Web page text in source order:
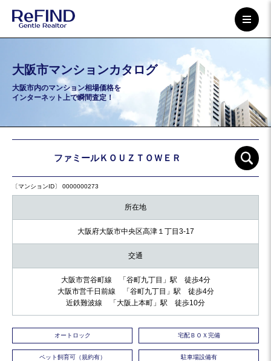
大阪市マンションカタログ
大阪市内のマンション相場価格を
インターネット上で瞬間査定！
ファミールＫＯＵＺＴＯＷＥＲ
〔マンションID〕 0000000273
所在地
大阪府大阪市中央区高津１丁目3-17
交通
大阪市営谷町線 「谷町九丁目」駅 徒歩4分
大阪市営千日前線 「谷町九丁目」駅 徒歩4分
近鉄難波線 「大阪上本町」駅 徒歩10分
オートロック 宅配ＢＯＸ完備
ペット飼育可（規約有） 駐車場設備有